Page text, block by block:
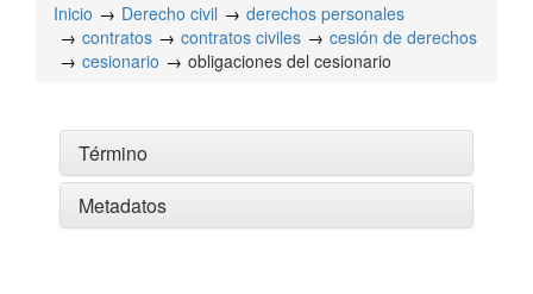
Inicio Derecho civil
derechos personales
contratos
contratos civiles
cesión de derechos
cesionario
obligaciones del cesionario
Término
Metadatos